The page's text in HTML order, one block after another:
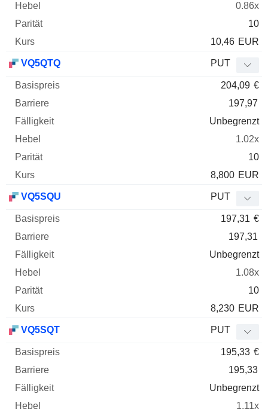
0.86x
10
10,46 EUR
VQ5QTQ PUT
204,09 €
197,97
Unbegrenzt
1.02x
10
8,800 EUR
VQ5SQU PUT
197,31 €
197,31
Unbegrenzt
1.08x
10
8,230 EUR
VQ5SQT PUT
195,33 €
195,33
Unbegrenzt
1.11x